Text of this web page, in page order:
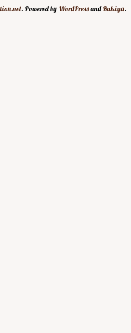
. Powered by WordPressandRakiya.